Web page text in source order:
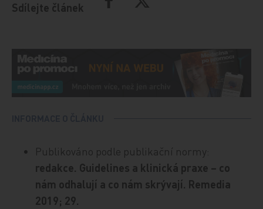
Sdílejte článek
Publikováno podle publikační normy:
redakce. Guidelines a klinická praxe – co
nám odhalují a co nám skrývají. Remedia
2019; 29.